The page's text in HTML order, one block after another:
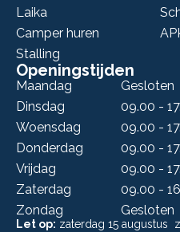
Laika
Camper huren
Stalling
Openingstijden
Maandag
Dinsdag
Woensdag
Donderdag
Vrijdag
Zaterdag
Zondag
Gesloten
09.00 -
09.00 -
09.00 -
09.00 -
09.00 -
Gesloten
Let op: zaterdag 15 augustus